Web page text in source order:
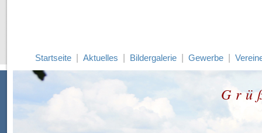
Startseite Aktuelles Bildergalerie Gewerbe